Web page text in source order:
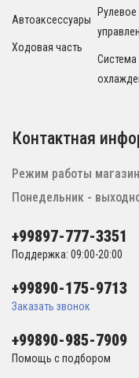
Автоаксессуары
Ходовая часть
Рулевое
Система
Контактная
Режим работы
Понедельник -
+99897-777-3351
Поддержка: 09:00-20:00
+99890-175-9713
Заказать звонок
+99890-985-7909
Помощь с подбором